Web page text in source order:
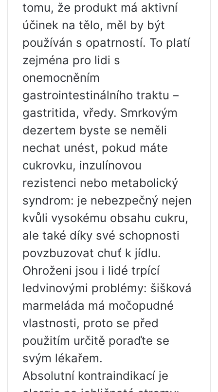
tomu, že produkt má aktivní
účinek na tělo, měl by být
používán s opatrností. To platí
zejména pro lidi s
onemocněním
gastrointestinálního traktu –
gastritida, vředy. Smrkovým
dezertem byste se neměli
nechat unést, pokud máte
cukrovku, inzulínovou
rezistenci nebo metabolický
syndrom: je nebezpečný nejen
kvůli vysokému obsahu cukru,
ale také díky své schopnosti
povzbuzovat chuť k jídlu.
Ohroženi jsou i lidé trpící
ledvinovými problémy: šišková
marmeláda má močopudné
vlastnosti, proto se před
použitím určitě poraďte se
svým lékařem.
Absolutní kontraindikací je